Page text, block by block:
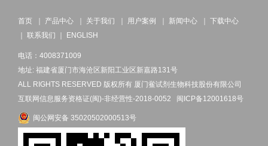
首页 ｜ 产品中心 ｜ 关于我们 ｜ 用户案例 ｜ 新闻中心 ｜ 下载中心
｜ 联系我们 ｜ ENGLISH
电话：4008371009
地址: 福建省厦门市海沧区新阳工业区新嘉路131号
ALL RIGHTS RESERVED 版权所有 厦门鲎试剂生物科技股份有限公司
互联网信息服务资格证(闽)-非经营性-2018-0052 闽ICP备12001618号
闽公网安备 35020502000513号